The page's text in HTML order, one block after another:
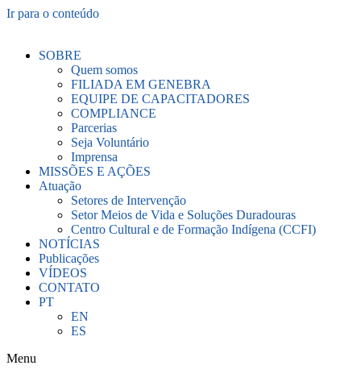
Ir para o conteúdo
SOBRE
Quem somos
FILIADA EM GENEBRA
EQUIPE DE CAPACITADORES
COMPLIANCE
Parcerias
Seja Voluntário
Imprensa
MISSÕES E AÇÕES
Atuação
Setores de Intervenção
Setor Meios de Vida e Soluções Duradouras
Centro Cultural e de Formação Indígena (CCFI)
NOTÍCIAS
Publicações
VÍDEOS
CONTATO
PT
EN
ES
Menu